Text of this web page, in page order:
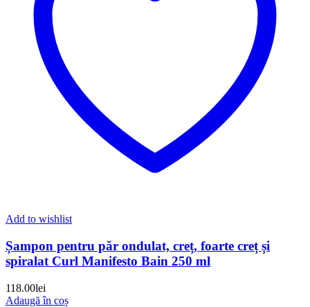
Add to wishlist
Șampon pentru păr ondulat, creț, foarte creț și
spiralat Curl Manifesto Bain 250 ml
118.00lei
Adaugă în coș